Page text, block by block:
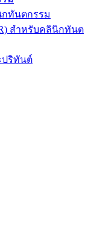
กทันตกรรม
สำหรับคลินิกทันต
ริทันต์